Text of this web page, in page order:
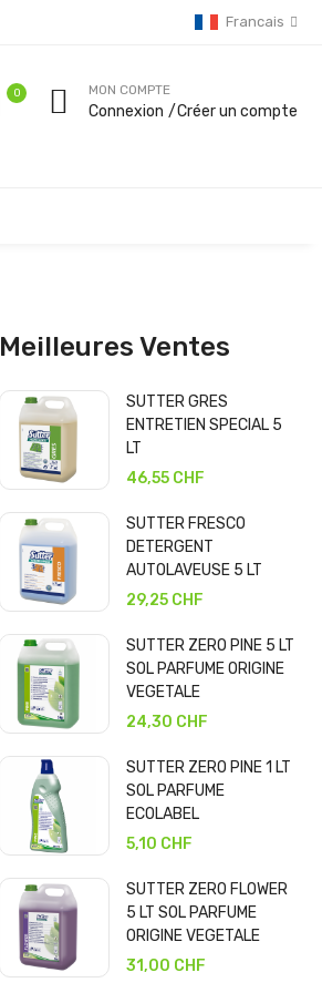
Francais
0 MON COMPTE
Connexion Créer un compte
Meilleures Ventes
SUTTER GRES
ENTRETIEN SPECIAL 5
LT
46,55 CHF
SUTTER FRESCO
DETERGENT
AUTOLAVEUSE 5 LT
29,25 CHF
SUTTER ZERO PINE 5 LT
SOL PARFUME ORIGINE
VEGETALE
24,30 CHF
SUTTER ZERO PINE 1 LT
SOL PARFUME
ECOLABEL
5,10 CHF
SUTTER ZERO FLOWER
5 LT SOL PARFUME
ORIGINE VEGETALE
31,00 CHF